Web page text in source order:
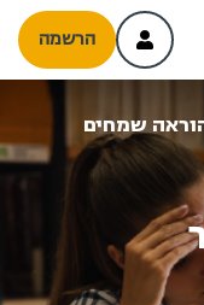
הרשמה
שמחים